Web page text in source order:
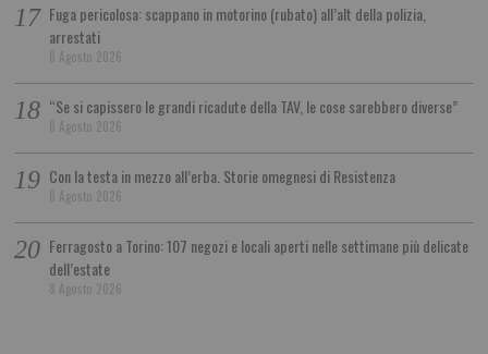
Fuga pericolosa: scappano in motorino (rubato) all’alt della polizia,
arrestati
8 Agosto 2026
“Se si capissero le grandi ricadute della TAV, le cose sarebbero diverse”
8 Agosto 2026
Con la testa in mezzo all’erba. Storie omegnesi di Resistenza
8 Agosto 2026
Ferragosto a Torino: 107 negozi e locali aperti nelle settimane più delicate
dell’estate
8 Agosto 2026